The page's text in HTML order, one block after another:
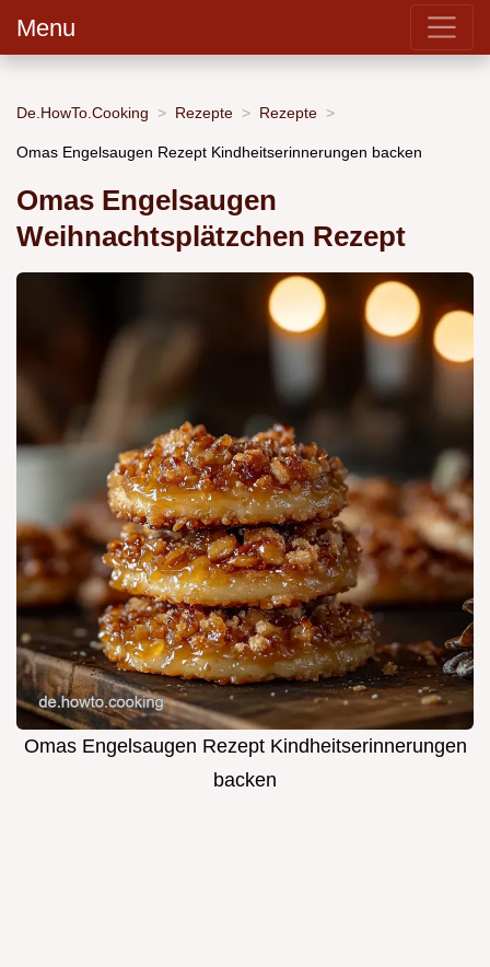
Menu
De.HowTo.Cooking Rezepte Rezepte
Omas Engelsaugen Rezept Kindheitserinnerungen backen
Omas Engelsaugen
Weihnachtsplätzchen Rezept
Omas Engelsaugen Rezept Kindheitserinnerungen
backen